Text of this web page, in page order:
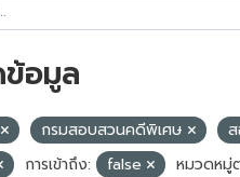
อมูล
กรมสอบสวนคดีพิเศษ
การเข้าถึง: false หมวดหมู่